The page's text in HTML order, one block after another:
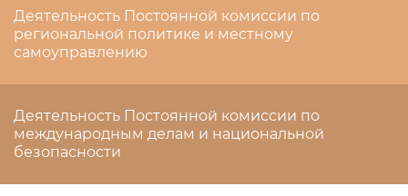
Деятельность Постоянной комиссии по
региональной политике и местному
самоуправлению
Деятельность Постоянной комиссии по
международным делам и национальной
безопасности